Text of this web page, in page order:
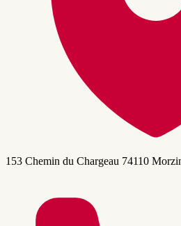
153 Chemin du Chargeau 74110